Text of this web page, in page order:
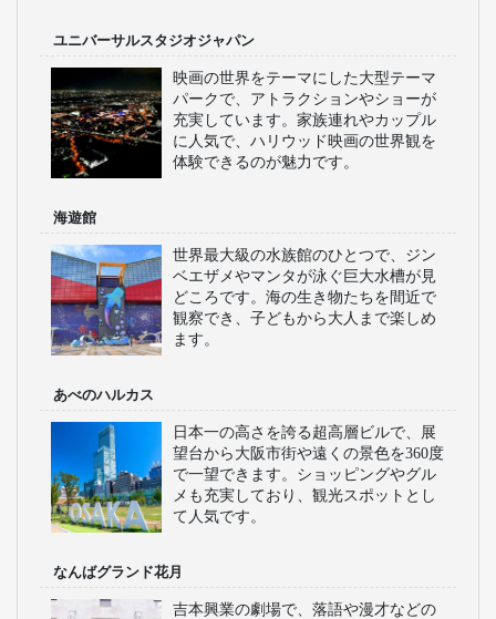
ユニバーサルスタジオジャパン
映画の世界をテーマにした大型テーマ
パークで、アトラクションやショーが
充実しています。家族連れやカップル
に人気で、ハリウッド映画の世界観を
体験できるのが魅力です。
海遊館
世界最大級の水族館のひとつで、ジン
ベエザメやマンタが泳ぐ巨大水槽が見
どころです。海の生き物たちを間近で
観察でき、子どもから大人まで楽しめ
ます。
あべのハルカス
日本一の高さを誇る超高層ビルで、展
望台から大阪市街や遠くの景色を360度
で一望できます。ショッピングやグル
メも充実しており、観光スポットとし
て人気です。
なんばグランド花月
吉本興業の劇場で、落語や漫才などの